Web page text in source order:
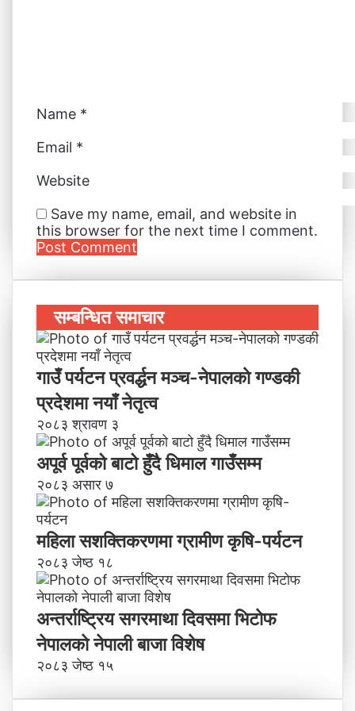
Name *
Email *
Website
Save my name, email, and website in
this browser for the next time I comment.
सम्बन्धित समाचार
गाउँ पर्यटन प्रवर्द्धन मञ्च-नेपालकाे गण्डकी
प्रदेशमा नयाँ नेतृत्व
२०८३ श्रावण ३
अपूर्व पूर्वको बाटो हुँदै धिमाल गाउँसम्म
२०८३ असार ७
महिला सशक्तिकरणमा ग्रामीण कृषि-पर्यटन
२०८३ जेष्ठ १८
अन्तर्राष्ट्रिय सगरमाथा दिवसमा भिटाेफ
नेपालकाे नेपाली बाजा विशेष
२०८३ जेष्ठ १५